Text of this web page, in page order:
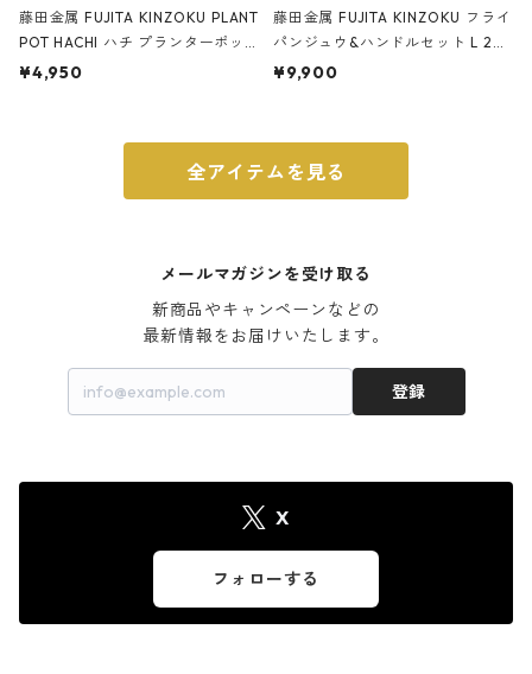
藤田金属 FUJITA KINZOKU PLANT
POT HACHI ハチ プランターポッ
ト 3号 ブラック
¥4,950
藤田金属 FUJITA KINZOKU フライ
パンジュウ&ハンドルセット L 24c
m ガス火・IH対応 鉄フライパン
¥9,900
全アイテムを見る
メールマガジンを受け取る
新商品やキャンペーンなどの
最新情報をお届けいたします。
登録
X
フォローする